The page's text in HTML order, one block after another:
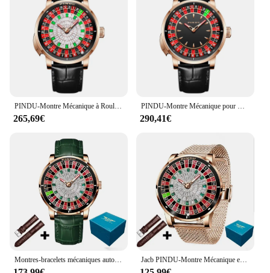
265,69€ 290,41€
Jacb PINDU-Montre Mécanique en Cuir pour Homme, Design de Luxe, Bracelet en Maille, Étanche, Belle Boîte, Top Fashion, 2024